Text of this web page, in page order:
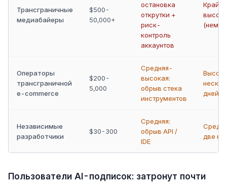
Трансграничные
медиабайеры
$500-
50,000+
остановка
открутки +
риск-
контроль
аккаунтов
Крайне
Операторы
трансграничной
e-commerce
$200-
5,000
Средняя-
высокая:
обрыв стека
инструментов
дней)
Независимые
разработчики
$30-300
Средняя:
обрыв API /
IDE
две
Пользователи AI-подписок: затронут почти